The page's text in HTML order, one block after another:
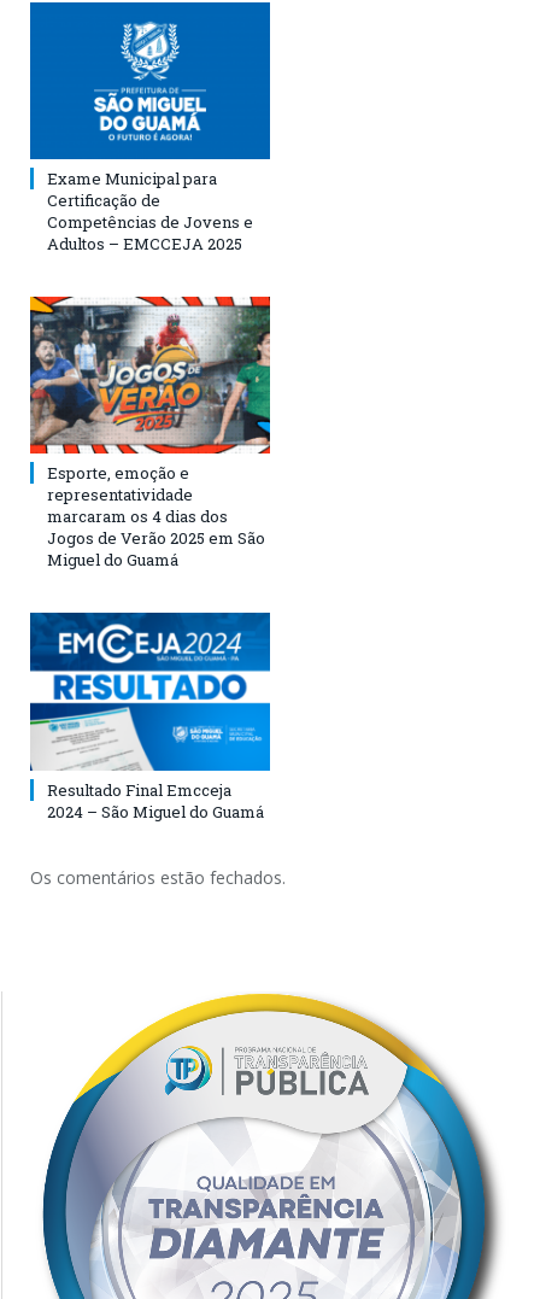
Exame Municipal para
Certificação de
Competências de Jovens e
Adultos – EMCCEJA 2025
Esporte, emoção e
representatividade
marcaram os 4 dias dos
Jogos de Verão 2025 em São
Miguel do Guamá
Resultado Final Emcceja
2024 – São Miguel do Guamá
Os comentários estão fechados.